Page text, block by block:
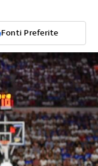
Fonti Preferite